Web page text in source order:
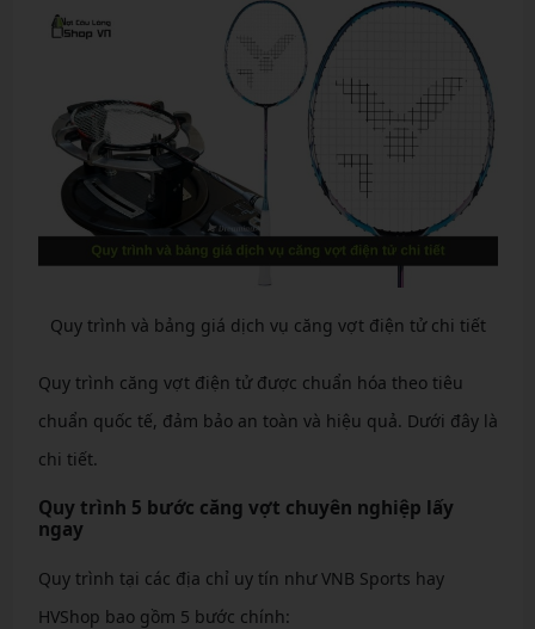
Quy trình và bảng giá dịch vụ căng vợt điện tử chi tiết
Quy trình căng vợt điện tử được chuẩn hóa theo tiêu
chuẩn quốc tế, đảm bảo an toàn và hiệu quả. Dưới đây là
chi tiết.
Quy trình 5 bước căng vợt chuyên nghiệp lấy
ngay
Quy trình tại các địa chỉ uy tín như VNB Sports hay
HVShop bao gồm 5 bước chính: